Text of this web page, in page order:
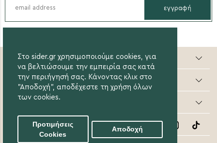
Στο sider.gr χρησιμοποιούμε cookies, για
να βελτιώσουμε την εμπειρία σας κατά
την περιήγησή σας. Κάνοντας κλικ στο
"Αποδοχή", αποδέχεστε τη χρήση όλων
των cookies.
Προτιμήσεις
Cookies
Αποδοχή
εγγραφή
Sider valuable steps
Online Αγορές
Οι Αγορές μου
Follow Us